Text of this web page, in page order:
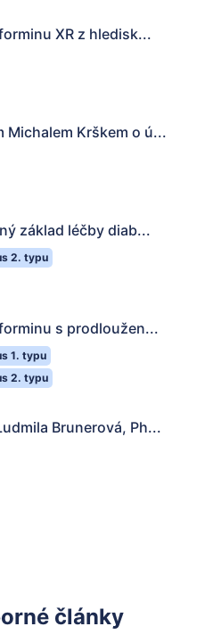
XR z hledisk...
Michalem Krškem o ú...
základ léčby diab...
2. typu
s prodloužen...
1. typu
2. typu
Brunerová, Ph...
články